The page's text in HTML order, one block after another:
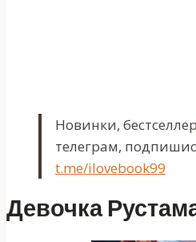
Новинки,
телеграм,
t.me/ilovebook99
Девочка